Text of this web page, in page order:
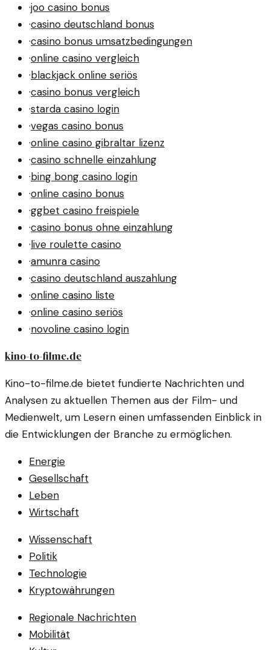
·joo casino bonus
·casino deutschland bonus
·casino bonus umsatzbedingungen
·online casino vergleich
·blackjack online seriös
·casino bonus vergleich
·starda casino login
·vegas casino bonus
·online casino gibraltar lizenz
·casino schnelle einzahlung
·bing bong casino login
·online casino bonus
·ggbet casino freispiele
·casino bonus ohne einzahlung
·live roulette casino
·amunra casino
·casino deutschland auszahlung
·online casino liste
·online casino seriös
·novoline casino login
kino-to-filme.de
Kino-to-filme.de bietet fundierte Nachrichten und
Analysen zu aktuellen Themen aus der Film- und
Medienwelt, um Lesern einen umfassenden Einblick in
die Entwicklungen der Branche zu ermöglichen.
Energie
Gesellschaft
Leben
Wirtschaft
Wissenschaft
Politik
Technologie
Kryptowährungen
Regionale Nachrichten
Mobilität